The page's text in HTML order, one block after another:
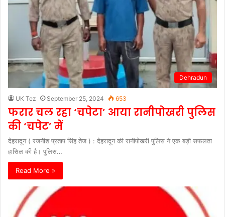
Dehradun
UK Tez September 25, 2024 653
फरार चल रहा ‘चपेटा’ आया रानीपोखरी पुलिस
की ‘चपेट’ में
देहरादून ( रजनीश प्रताप सिंह तेज ) : देहरादून की रानीपोखरी पुलिस ने एक बड़ी सफलता
हासिल की है। पुलिस…
Read More »